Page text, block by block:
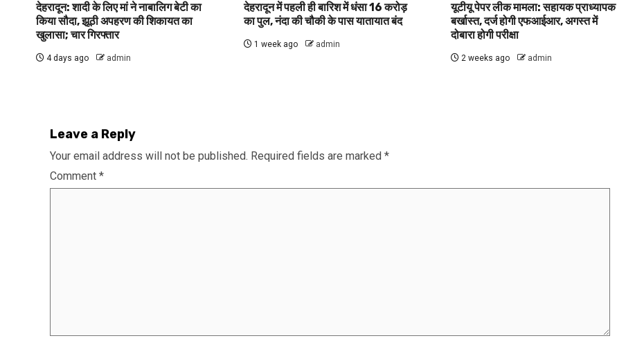
देहरादून: शादी के लिए मां ने नाबालिग बेटी का
किया सौदा, झूठी अपहरण की शिकायत का
खुलासा; चार गिरफ्तार
4 days ago admin
देहरादून में पहली ही बारिश में धंसा 16 करोड़
का पुल, नंदा की चौकी के पास यातायात बंद
1 week ago admin
यूटीयू पेपर लीक मामला: सहायक प्राध्यापक
बर्खास्त, दर्ज होगी एफआईआर, अगस्त में
दोबारा होगी परीक्षा
2 weeks ago admin
Leave a Reply
Your email address will not be published. Required fields are marked *
Comment *